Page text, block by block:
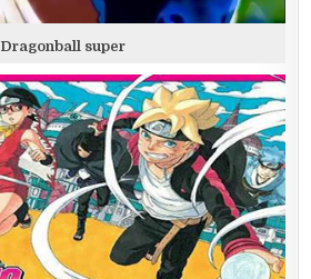
Dragonball super